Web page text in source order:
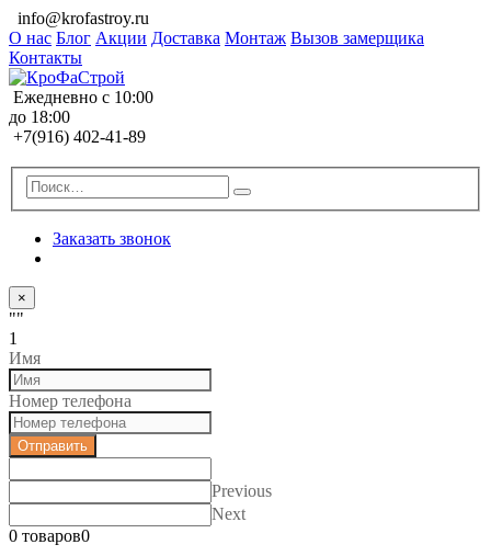
info@krofastroy.ru
О нас Блог Акции Доставка Монтаж Вызов замерщика
Контакты
Ежедневно с 10:00
до 18:00
+7(916) 402-41-89
Заказать звонок
×
""
1
Имя
Номер телефона
Отправить
Previous
Next
0 товаров0